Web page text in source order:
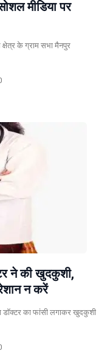
मीडिया पर
के ग्राम सभा मैनपुर
ने की खुदकुशी,
न करें
डॉक्टर का फांसी लगाकर खुदकुशी